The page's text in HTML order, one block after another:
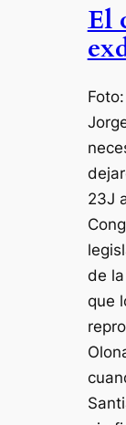
El
23J
de
que